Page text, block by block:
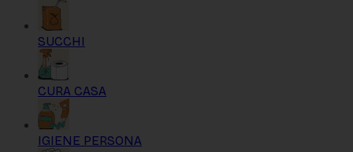
SUCCHI
CURA CASA
IGIENE PERSONA